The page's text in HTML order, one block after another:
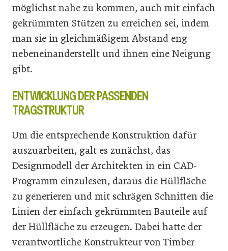
möglichst nahe zu kommen, auch mit einfach
gekrümmten Stützen zu erreichen sei, indem
man sie in gleichmäßigem Abstand eng
nebeneinanderstellt und ihnen eine Neigung
gibt.
ENTWICKLUNG DER PASSENDEN
TRAGSTRUKTUR
Um die entsprechende Konstruktion dafür
auszuarbeiten, galt es zunächst, das
Designmodell der Architekten in ein CAD-
Programm einzulesen, daraus die Hüllfläche
zu generieren und mit schrägen Schnitten die
Linien der einfach gekrümmten Bauteile auf
der Hüllfläche zu erzeugen. Dabei hatte der
verantwortliche Konstrukteur von Timber